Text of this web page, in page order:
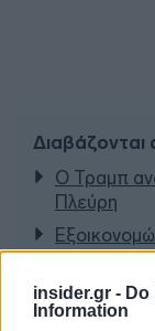
insider.gr - Do
Information
Διαβάζονται
Ο Τραμπ
Πλεύρη
Νοεμβρίου
Μετά την